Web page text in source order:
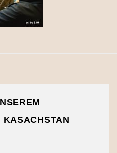
KASACHSTAN